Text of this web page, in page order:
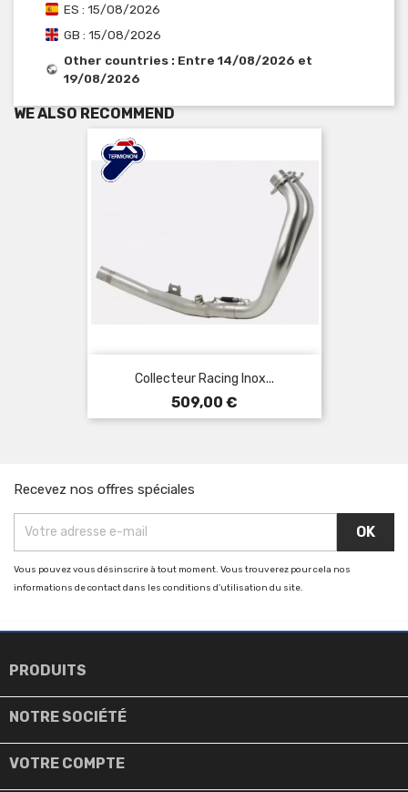
ES : 15/08/2026
GB : 15/08/2026
Other countries : Entre 14/08/2026 et
19/08/2026
WE ALSO RECOMMEND
Collecteur Racing Inox...
Prix
509,00 €
Recevez nos offres spéciales
Vous pouvez vous désinscrire à tout moment. Vous trouverez pour cela nos
informations de contact dans les conditions d'utilisation du site.
PRODUITS
NOTRE SOCIÉTÉ
VOTRE COMPTE